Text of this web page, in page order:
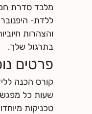
מלבד סדרת
ללדת-
והצהרות
בתרגול שלך.
פרטים
קורס הכנה
שעות כל מפגש.
טכניקות